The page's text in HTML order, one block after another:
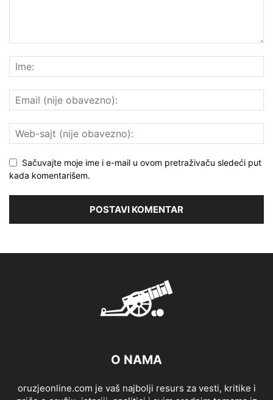
Sačuvajte moje ime i e-mail u ovom pretraživaču sledeći put
kada komentarišem.
O NAMA
oruzjeonline.com je vaš najbolji resurs za vesti, kritike i